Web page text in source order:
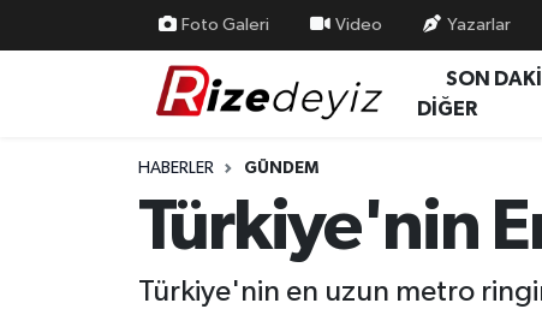
Foto Galeri Video Yazarlar
SON
DİĞER
HABERLER GÜNDEM
Türkiye'nin
Türkiye'nin en uzun metro
Yurttan Haberler
Rize Nöbetçi Eczaneler
Rize Trafik Yoğunluk Haritası